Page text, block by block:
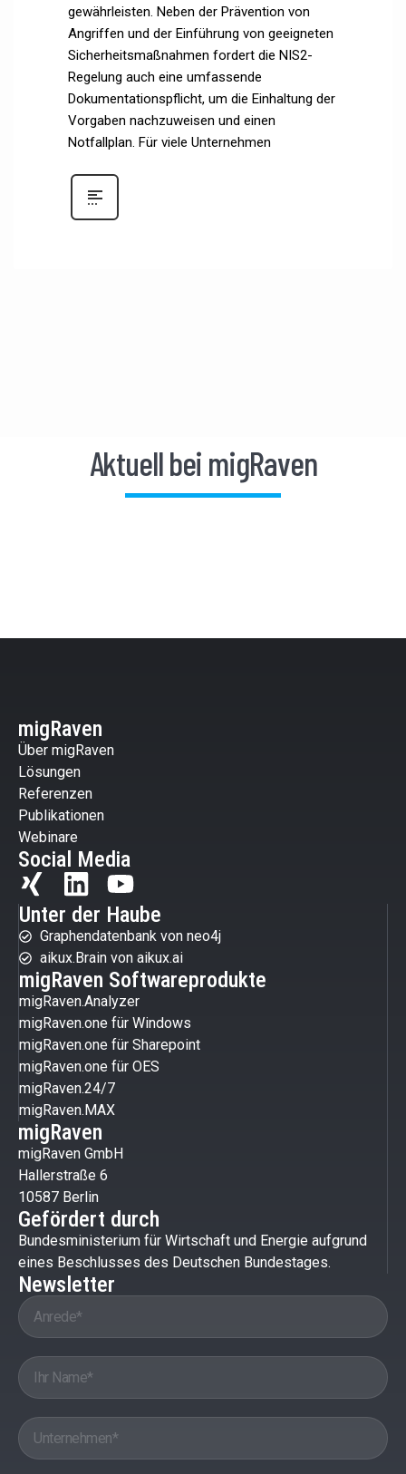
gewährleisten. Neben der Prävention von
Angriffen und der Einführung von geeigneten
Sicherheitsmaßnahmen fordert die NIS2-
Regelung auch eine umfassende
Dokumentationspflicht, um die Einhaltung der
Vorgaben nachzuweisen und einen
Notfallplan. Für viele Unternehmen
Aktuell bei migRaven
migRaven
Über migRaven
Lösungen
Referenzen
Publikationen
Webinare
Social Media
Unter der Haube
Graphendatenbank von neo4j
aikux.Brain von aikux.ai
migRaven Softwareprodukte
migRaven.Analyzer
migRaven.one für Windows
migRaven.one für Sharepoint
migRaven.one für OES
migRaven.24/7
migRaven.MAX
migRaven
migRaven GmbH
Hallerstraße 6
10587 Berlin
Gefördert durch
Bundesministerium für Wirtschaft und Energie aufgrund
eines Beschlusses des Deutschen Bundestages.
Newsletter